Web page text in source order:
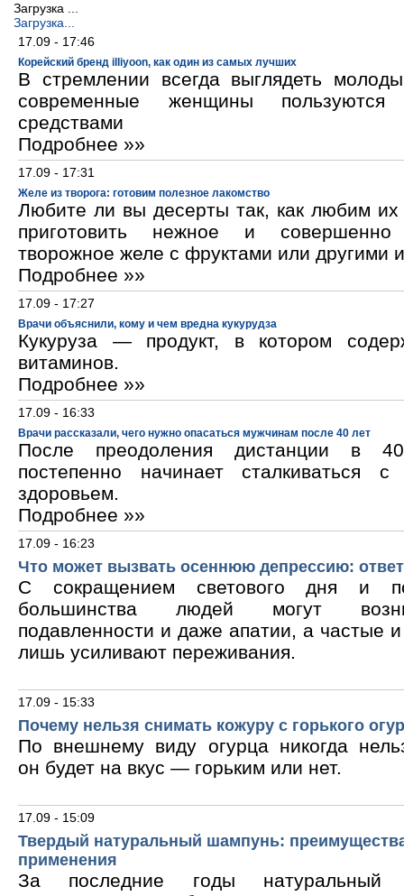
Загрузка ...
Загрузка...
17.09 - 17:46
Корейский бренд illiyoon, как один из самых лучших
В стремлении всегда выглядеть
современные женщины пользуются
средствами
Подробнее »»
17.09 - 17:31
Желе из творога: готовим полезное лакомство
Любите ли вы десерты так, как любим
приготовить нежное и
творожное желе с фруктами или другими
Подробнее »»
17.09 - 17:27
Врачи объяснили, кому и чем вредна кукурудза
Кукуруза — продукт, в котором
витаминов.
Подробнее »»
17.09 - 16:33
Врачи рассказали, чего нужно опасаться мужчинам после 40 лет
После преодоления дистанции в
постепенно начинает сталкиваться
здоровьем.
Подробнее »»
17.09 - 16:23
Что может вызвать осеннюю депрессию:
С сокращением светового дня и
большинства людей могут
подавленности и даже апатии, а частые
лишь усиливают переживания.
17.09 - 15:33
Почему нельзя снимать кожуру с горького
По внешнему виду огурца никогда
он будет на вкус — горьким или нет.
17.09 - 15:09
Твердый натуральный шампунь:
применения
За последние годы натуральный